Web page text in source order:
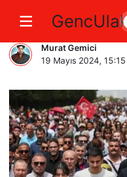
Özgür Özel,
Murat Gemici
19 Mayıs 2024, 15:15